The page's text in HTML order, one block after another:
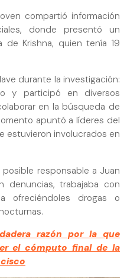
compartió información
donde presentó un
de Krishna, quien tenía 19
durante la investigación:
y participó en diversos
en la búsqueda de
apuntó a líderes del
estuvieron involucrados en
responsable a Juan
denuncias, trabajaba con
ofreciéndoles drogas o
razón por la que
el cómputo final de la